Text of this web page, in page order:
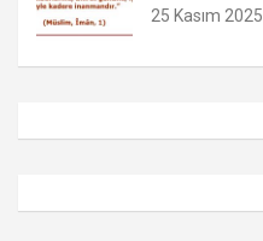
25 Kasım 2025